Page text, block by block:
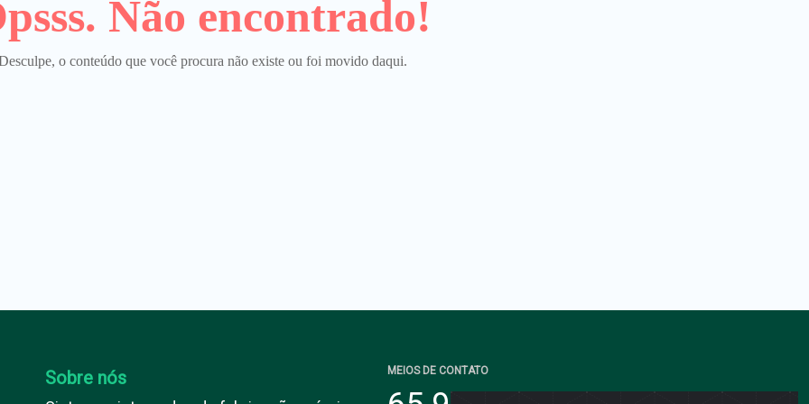
Não encontrado!
o conteúdo que você procura não existe ou foi movido daqui.
Sobre nós MEIOS DE CONTATO